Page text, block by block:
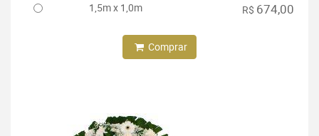
1,5m x 1,0m R$ 674,00
Comprar